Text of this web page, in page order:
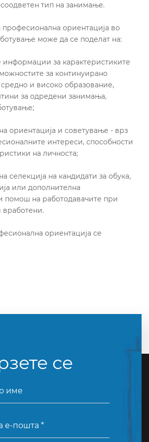
тип на занимање.
професионална ориентација во
може да се поделат на:
информации за карактеристиките
за континуирано
и високо образование,
за одредени занимања,
ориентација и советување - врз
интереси, способности
на личноста;
селекција на кандидати за обука,
или дополнителна
помош на работодавачите при
вработени.
ориентација се
се